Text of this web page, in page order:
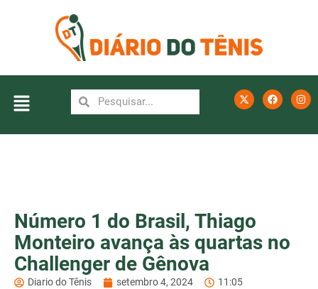
Número 1 do Brasil, Thiago
Monteiro avança às quartas no
Challenger de Gênova
Diario do Tênis setembro 4, 2024
11:05